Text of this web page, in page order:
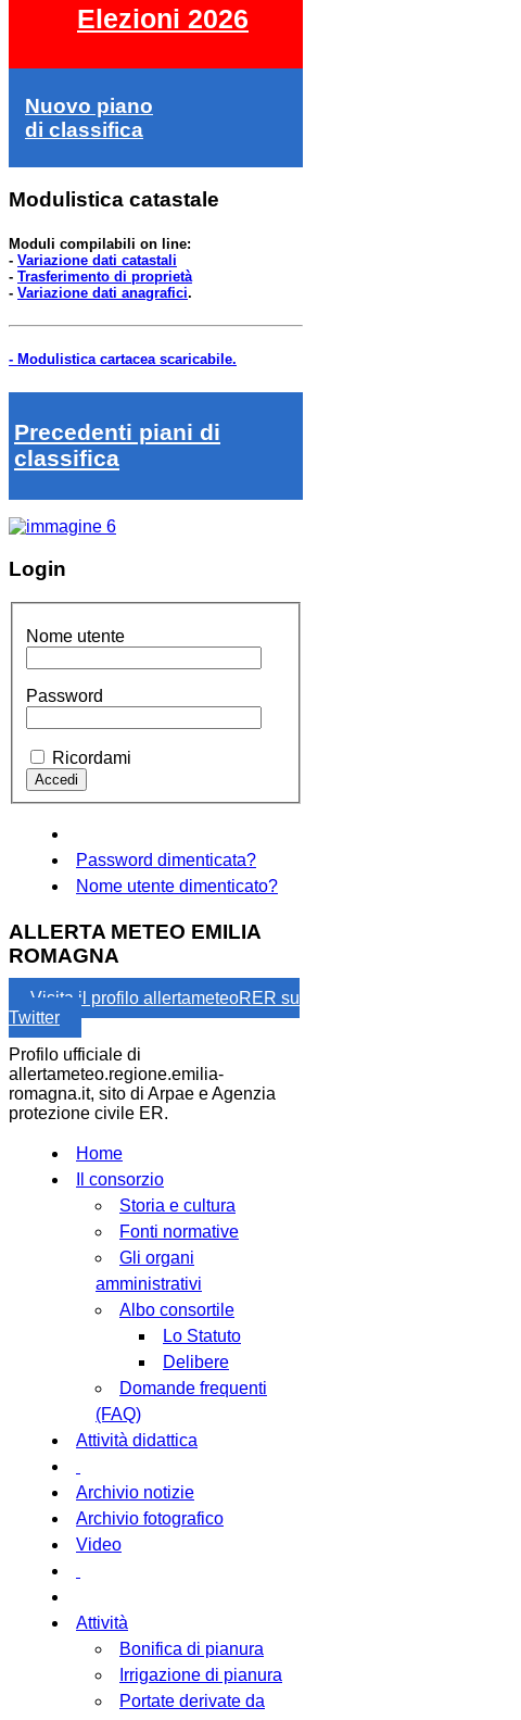
Elezioni 2026
Nuovo piano
di classifica
Modulistica catastale
Moduli compilabili on line:
- Variazione dati catastali
- Trasferimento di proprietà
- Variazione dati anagrafici.
- Modulistica cartacea scaricabile.
Precedenti piani di
classifica
Login
Nome utente
Password
Ricordami
Password dimenticata?
Nome utente dimenticato?
ALLERTA METEO EMILIA
ROMAGNA
Visita il profilo allertameteoRER su
Twitter
Profilo ufficiale di
allertameteo.regione.emilia-
romagna.it, sito di Arpae e Agenzia
protezione civile ER.
Home
Il consorzio
Storia e cultura
Fonti normative
Gli organi
amministrativi
Albo consortile
Lo Statuto
Delibere
Domande frequenti
(FAQ)
Attività didattica
Archivio notizie
Archivio fotografico
Video
Attività
Bonifica di pianura
Irrigazione di pianura
Portate derivate da